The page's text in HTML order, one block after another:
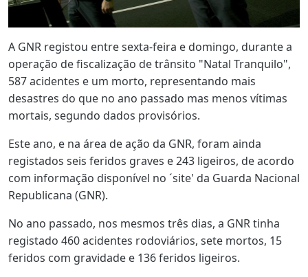
A GNR registou entre sexta-feira e domingo, durante a
operação de fiscalização de trânsito "Natal Tranquilo",
587 acidentes e um morto, representando mais
desastres do que no ano passado mas menos vítimas
mortais, segundo dados provisórios.
Este ano, e na área de ação da GNR, foram ainda
registados seis feridos graves e 243 ligeiros, de acordo
com informação disponível no ´site' da Guarda Nacional
Republicana (GNR).
No ano passado, nos mesmos três dias, a GNR tinha
registado 460 acidentes rodoviários, sete mortos, 15
feridos com gravidade e 136 feridos ligeiros.